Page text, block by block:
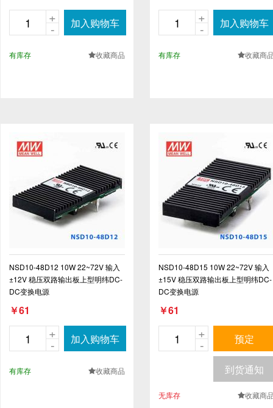
-
+ 加入购物车
有库存 .收藏商品
-
+ 加入购物车
有库存 .收藏商
NSD10-48D12 10W 22~72V 输入
±12V 稳压双路输出板上型明纬DC-
DC变换电源
￥61
-
+ 加入购物车
有库存 .收藏商品
NSD10-48D15 10W 22~72V 输入
±15V 稳压双路输出板上型明纬DC-
DC变换电源
￥61
-
+ 预定
到货通知
无库存 .收藏商